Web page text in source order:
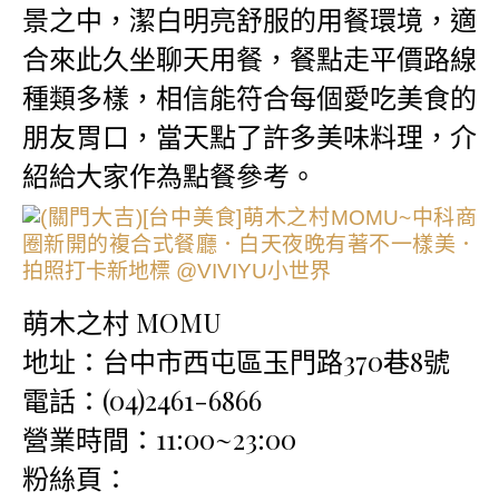
景之中，潔白明亮舒服的用餐環境，適
合來此久坐聊天用餐，餐點走平價路線
種類多樣，相信能符合每個愛吃美食的
朋友胃口，當天點了許多美味料理，介
紹給大家作為點餐參考。
萌木之村 MOMU
地址：台中市西屯區玉門路370巷8號
電話：(04)2461-6866
營業時間：11:00~23:00
粉絲頁：